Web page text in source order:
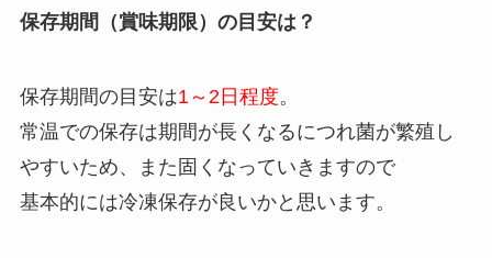
保存期間（賞味期限）の目安は？
保存期間の目安は1～2日程度。
常温での保存は期間が長くなるにつれ菌が繁殖し
やすいため、また固くなっていきますので
基本的には冷凍保存が良いかと思います。